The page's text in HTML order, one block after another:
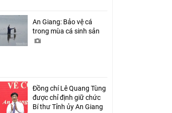
An Giang: Bảo vệ cá
trong mùa cá sinh sản
Đồng chí Lê Quang Tùng
được chỉ định giữ chức
Bí thư Tỉnh ủy An Giang